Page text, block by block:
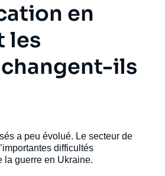
en
les
ils
a peu évolué. Le secteur de
difficultés
la guerre en Ukraine.